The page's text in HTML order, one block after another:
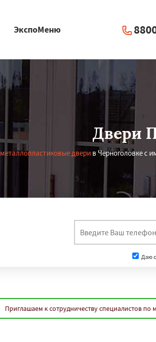
ЭкспоМеню
Двери
металлопластиковые дверив Черноголовке с
Даю
Приглашаем к сотрудничеству специалистов